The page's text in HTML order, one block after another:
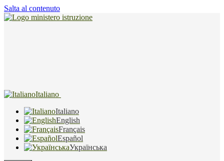
Salta al contenuto
Italiano
Italiano
English
Français
Español
Українська